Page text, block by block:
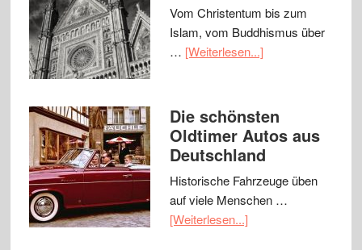
Vom Christentum bis zum
Islam, vom Buddhismus über
… [Weiterlesen...]
Die schönsten
Oldtimer Autos aus
Deutschland
Historische Fahrzeuge üben
auf viele Menschen …
[Weiterlesen...]